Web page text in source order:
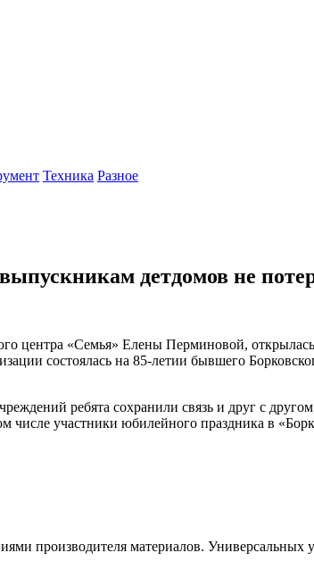
Техника Разное
детдомов не
центра «Семья» Елены Перминовой,
состоялась на 85-летии бывшего
ребята сохранили связь и друг с
числе участники юбилейного праздника в
производителя материалов. Универсальных